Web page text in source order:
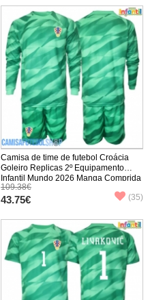
Camisa de time de futebol Croácia
Goleiro Replicas 2º Equipamento
Infantil Mundo 2026 Manga Comprida
(+ Calças curtas)
109.38€
43.75€ (35)